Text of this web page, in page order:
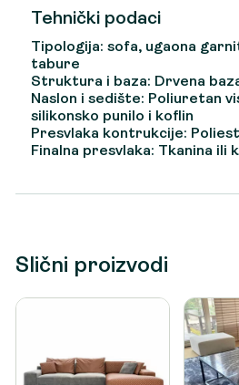
Tehnički podaci
Tipologija: sofa, ugaona
tabure
Struktura i baza: Drvena
Naslon i sedište: Poliuretan
silikonsko punilo i koflin
Presvlaka kontrukcije:
Finalna presvlaka: Tkanina ili
Slični proizvodi